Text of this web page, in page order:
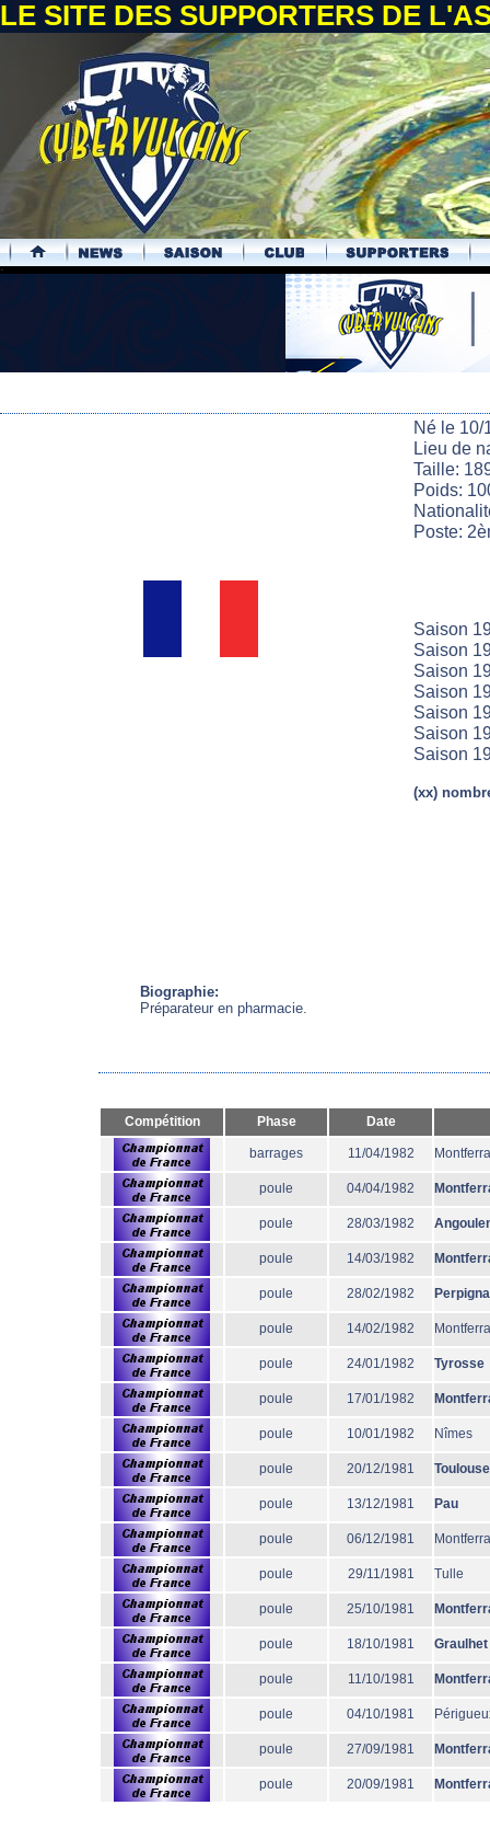
LE SITE DES SUPPORTERS DE
.
Né le 10/
Lieu de
Taille:
Poids:
Poste:
Saison
Saison
Saison
Saison
Saison
Saison
Saison
(xx)
Biographie:
Préparateur en pharmacie.
Compétition Phase Date
barrages 11/04/1982
poule 04/04/1982
poule 28/03/1982
poule 14/03/1982
poule 28/02/1982
poule 14/02/1982
poule 24/01/1982 Tyrosse
poule 17/01/1982
poule 10/01/1982 Nîmes
poule 20/12/1981 Toulouse
poule 13/12/1981 Pau
poule 06/12/1981
poule 29/11/1981 Tulle
poule 25/10/1981
poule 18/10/1981 Graulhet
poule 11/10/1981
poule 04/10/1981
poule 27/09/1981
poule 20/09/1981